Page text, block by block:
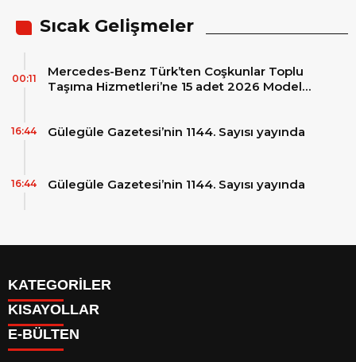
Sıcak Gelişmeler
Mercedes-Benz Türk’ten Coşkunlar Toplu
Taşıma Hizmetleri’ne 15 adet 2026 Model
00:11
Gülegüle Gazetesi’nin 1144. Sayısı yayında
16:44
Gülegüle Gazetesi’nin 1144. Sayısı yayında
16:44
KATEGORİLER
Reklam
Firma Rehberi
İletişim
KISAYOLLAR
Facebook
E-BÜLTEN